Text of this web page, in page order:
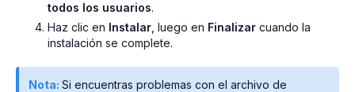
todos los usuarios.
Haz clic en Instalar , luego en Finalizar cuando la
instalación se complete.
Nota: Si encuentras problemas con el archivo de